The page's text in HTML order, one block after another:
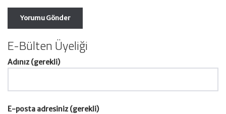
E-Bülten Üyeliği
Adınız (gerekli)
E-posta adresiniz (gerekli)